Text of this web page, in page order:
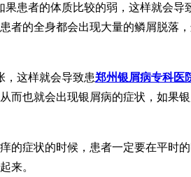
患者的体质比较的弱，这样就会
的全身都会出现大量的鳞屑脱落
，这样就会导致患郑州银屑病专科医
也就会出现银屑病的症状，如果
症状的时候，患者一定要在平时
来。